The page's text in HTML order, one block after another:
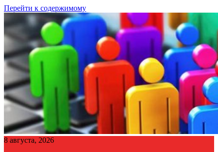
Перейти к содержимому
8 августа, 2026